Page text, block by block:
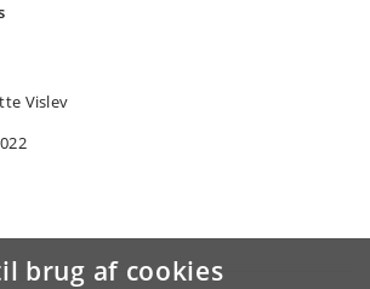
brug af cookies
Vislev